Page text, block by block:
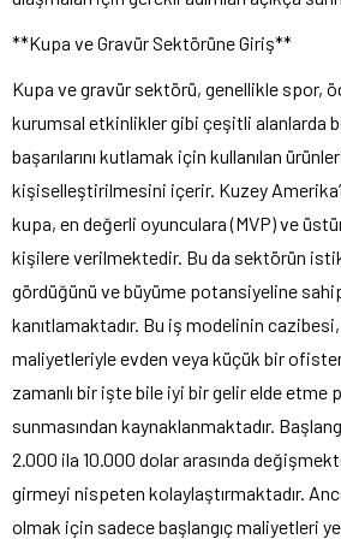
**Kupa ve Gravür Sektörüne Giriş**
Kupa ve gravür sektörü, genellikle spor,
kurumsal etkinlikler gibi çeşitli alanlarda
başarılarını kutlamak için kullanılan
kişiselleştirilmesini içerir. Kuzey
kupa, en değerli oyunculara (MVP) ve
kişilere verilmektedir. Bu da sektörün
gördüğünü ve büyüme potansiyeline
kanıtlamaktadır. Bu iş modelinin
maliyetleriyle evden veya küçük bir
zamanlı bir işte bile iyi bir gelir elde etme
sunmasından kaynaklanmaktadır.
2.000 ila 10.000 dolar arasında
girmeyi nispeten kolaylaştırmaktadır.
olmak için sadece başlangıç maliyetleri